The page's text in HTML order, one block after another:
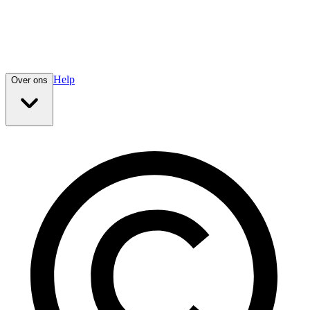
Over ons Help